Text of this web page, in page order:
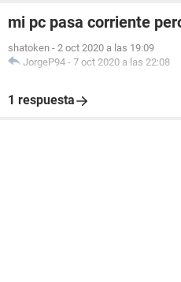
mi pc pasa corriente
shatoken - 2 oct 2020 a las 19:09
JorgeP94 - 7 oct 2020 a las 22:08
1 respuesta